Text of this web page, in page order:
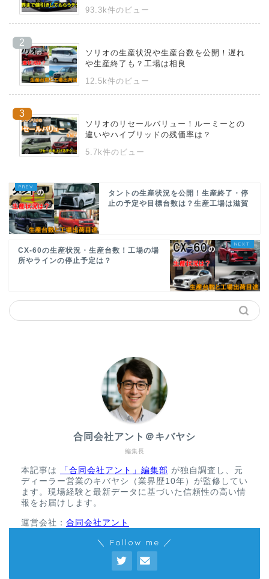
93.3k件のビュー
ソリオの生産状況や生産台数を公開！遅れ
や生産終了も？工場は相良
12.5k件のビュー
ソリオのリセールバリュー！ルーミーとの
違いやハイブリッドの残価率は？
5.7k件のビュー
タントの生産状況を公開！生産終了・停
止の予定や目標台数は？生産工場は滋賀
CX-60の生産状況・生産台数！工場の場
所やラインの停止予定は？
編集長
合同会社アント＠キバヤシ
本記事は 「合同会社アント」編集部 が独自調査し、元
ディーラー営業のキバヤシ（業界歴10年）が監修してい
ます。現場経験と最新データに基づいた信頼性の高い情
報をお届けします。
運営会社： 合同会社アント
＼ Follow me ／